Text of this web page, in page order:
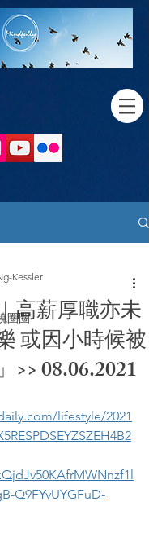
圈圈高薪厚職亦未
或因小時候被
>> 08.06.2021
Kessler
lifestyle/2021
Q9FYvUYGFuD-